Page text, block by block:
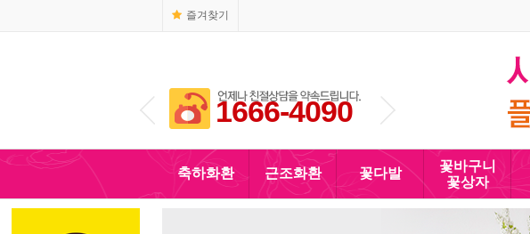
즐겨찾기
1666-4090 010-5110-4090 1666-
축하화환 근조화환 꽃다발
꽃바구니
꽃상자